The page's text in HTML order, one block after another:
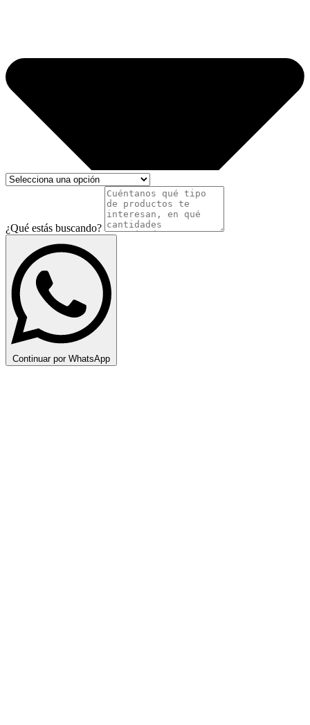
¿Qué estás buscando?
Continuar por WhatsApp